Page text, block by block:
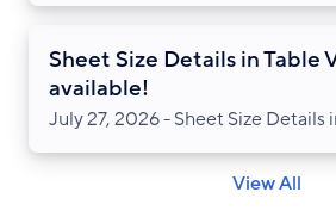
Sheet Size Details in Table
available!
July 27, 2026 - Sheet Size Details
View All